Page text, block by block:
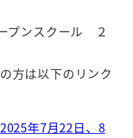
プンスクール ２
方は以下のリンク
年7月22日、8